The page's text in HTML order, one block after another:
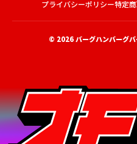
プライバシーポリシー特定
© 2026バーグハンバーグ